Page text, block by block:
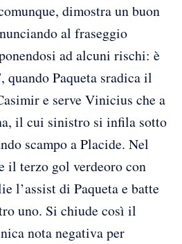
dimostra un buon
al fraseggio
ad alcuni rischi: è
quando Paqueta sradica il
e serve Vinicius che a
il cui sinistro si infila sotto
scampo a Placide. Nel
il terzo gol verdeoro con
l’assist di Paqueta e batte
uno. Si chiude così il
nota negativa per